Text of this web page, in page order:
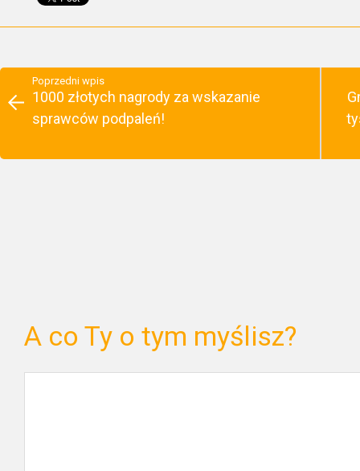
Poprzedni wpis
1000 złotych nagrody za wskazanie
sprawców podpaleń!
A co Ty o tym myślisz?